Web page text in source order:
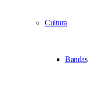
Cultura
Bandas